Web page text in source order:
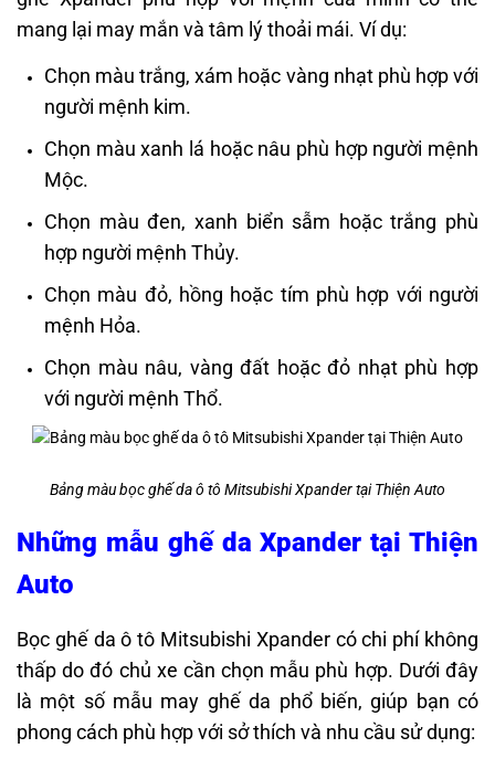
mang lại may mắn và tâm lý thoải mái. Ví dụ:
Chọn màu trắng, xám hoặc vàng nhạt phù hợp với
người mệnh kim.
Chọn màu xanh lá hoặc nâu phù hợp người mệnh
Mộc.
Chọn màu đen, xanh biển sẫm hoặc trắng phù
hợp người mệnh Thủy.
Chọn màu đỏ, hồng hoặc tím phù hợp với người
mệnh Hỏa.
Chọn màu nâu, vàng đất hoặc đỏ nhạt phù hợp
với người mệnh Thổ​.
Bảng màu bọc ghế da ô tô Mitsubishi Xpander tại Thiện Auto
Những mẫu ghế da Xpander tại Thiện
Auto
Bọc ghế da ô tô Mitsubishi Xpander có chi phí không
thấp do đó chủ xe cần chọn mẫu phù hợp. Dưới đây
là một số mẫu may ghế da phổ biến, giúp bạn có
phong cách phù hợp với sở thích và nhu cầu sử dụng:​